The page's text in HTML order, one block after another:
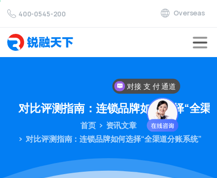
400-0545-200 Overseas
对比评测指南：连锁品牌如何选择“全渠
首页
资讯文章
对比评测指南：连锁品牌如何选择“全渠道分账系统”
对接 支 付 通道